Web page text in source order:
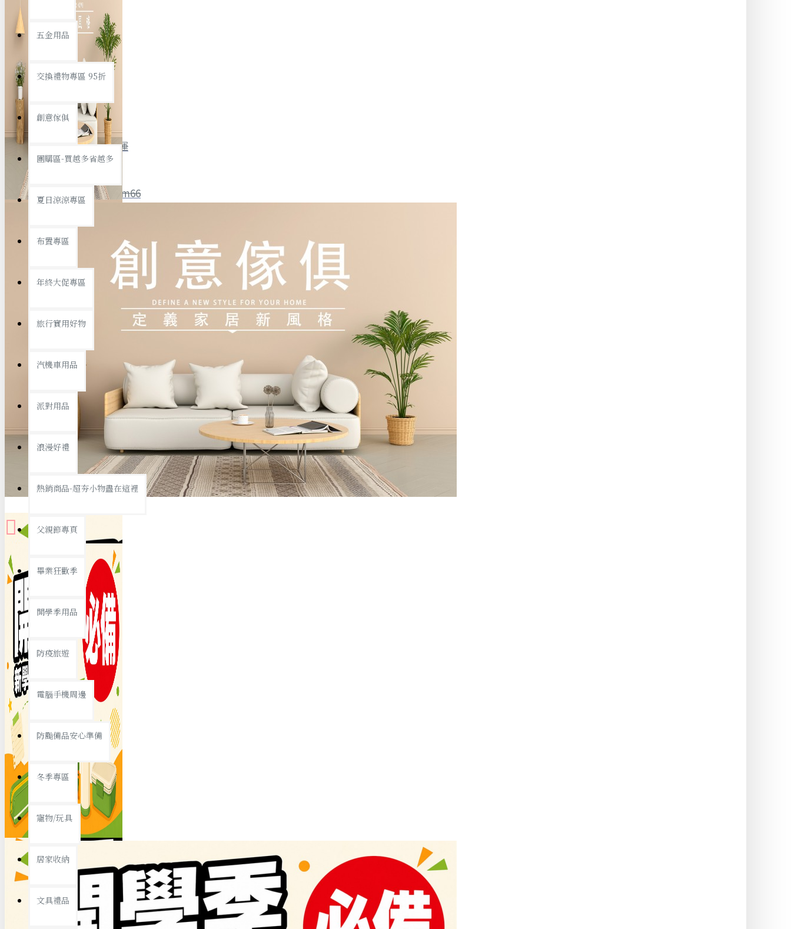
全館限時滿799免運
聯絡我們 ID : @ym66
優惠活動 最新活動
個人衛浴用品
浴室置物/收納
旅行收納
汽機車用品
查看更多
置物架/收納櫃
銅板精選
19元專區
39元專區
節慶熱賣
春節/新年
五金用品
交換禮物專區 95折
創意傢俱
團購區-買越多省越多
夏日涼涼專區
布置專區
年終大促專區
旅行實用好物
汽機車用品
派對用品
浪漫好禮
熱銷商品-超夯小物盡在這裡
父親節專頁
畢業狂歡季
開學季用品
防疫旅遊
電腦手機周邊
防颱備品安心準備
冬季專區
寵物/玩具
居家收納
文具禮品